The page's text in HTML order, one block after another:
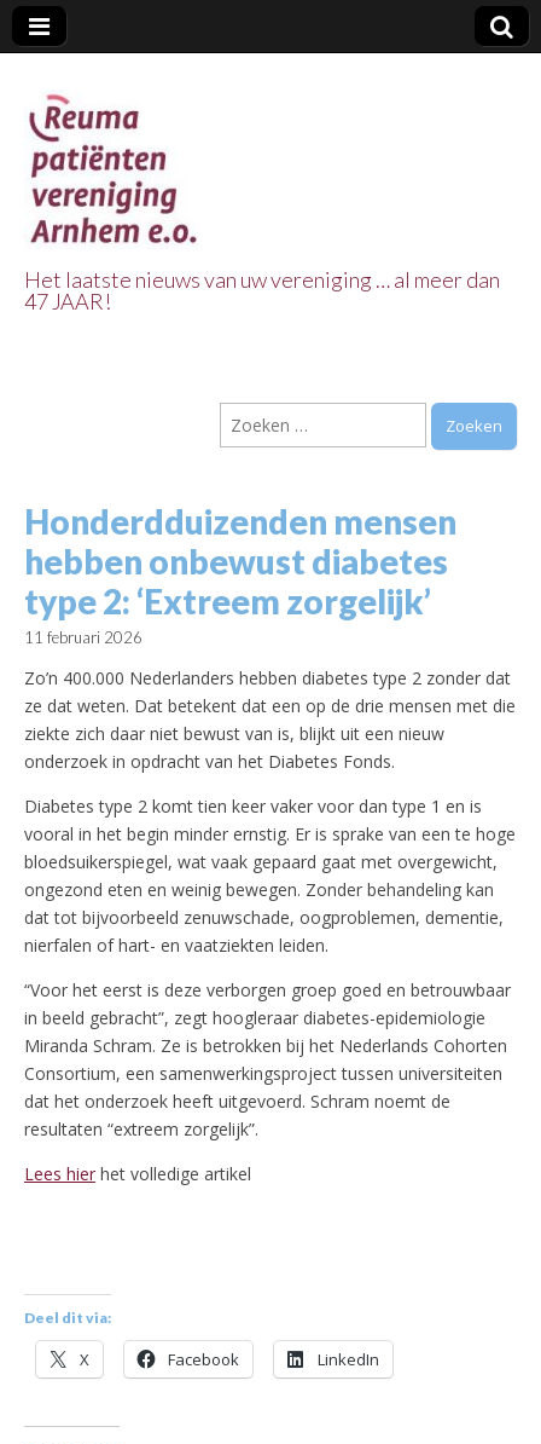
Vereniging
Arnhem e.o.
Het laatste nieuws van uw vereniging … al meer dan
47 JAAR!
Zoeken
naar:
Honderdduizenden mensen
hebben onbewust diabetes
type 2: ‘Extreem zorgelijk’
11 februari 2026
Zo’n 400.000 Nederlanders hebben diabetes type 2 zonder dat
ze dat weten. Dat betekent dat een op de drie mensen met die
ziekte zich daar niet bewust van is, blijkt uit een nieuw
onderzoek in opdracht van het Diabetes Fonds.
Diabetes type 2 komt tien keer vaker voor dan type 1 en is
vooral in het begin minder ernstig. Er is sprake van een te hoge
bloedsuikerspiegel, wat vaak gepaard gaat met overgewicht,
ongezond eten en weinig bewegen. Zonder behandeling kan
dat tot bijvoorbeeld zenuwschade, oogproblemen, dementie,
nierfalen of hart- en vaatziekten leiden.
“Voor het eerst is deze verborgen groep goed en betrouwbaar
in beeld gebracht”, zegt hoogleraar diabetes-epidemiologie
Miranda Schram. Ze is betrokken bij het Nederlands Cohorten
Consortium, een samenwerkingsproject tussen universiteiten
dat het onderzoek heeft uitgevoerd. Schram noemt de
resultaten “extreem zorgelijk”.
Lees hier het volledige artikel
Deel dit via:
X Facebook LinkedIn